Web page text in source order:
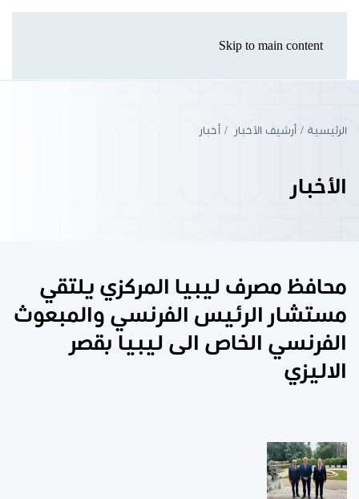
Skip to main content
الرئيسية أرشيف الأخبار أخبار
الأخبار
محافظ مصرف ليبيا المركزي يلتقي
مستشار الرئيس الفرنسي والمبعوث
الفرنسي الخاص الى ليبيا بقصر
الاليزي